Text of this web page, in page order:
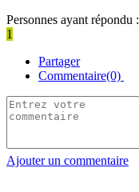
Personnes ayant répondu :
1
Partager
Commentaire(0)
Ajouter un commentaire